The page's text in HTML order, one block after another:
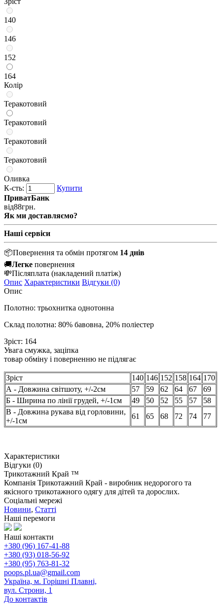
140
146
152
164
Колір
Теракотовий
Теракотовий
Теракотовий
Теракотовий
Оливка
К-сть:
Купити
ПриватБанк
від88грн.
Як ми доставляємо?
Наші сервіси
📦Повернення та обмін протягом 14 днів
🚚Легке повернення
💸Післяплата (накладений платіж)
Опис Характеристики Відгуки (0)
Опис
Полотно: трьохнитка однотонна
Склад полотна: 80% бавовна, 20% поліестер
Зріст: 164
Увага смужка, заціпка
товар обміну і поверненню не підлягає
Зріст 140 146 152 158 164 170
А - Довжина світшоту, +/-2см
57 59 62 64 67
69
Б - Ширина по лінії грудей, +/-1см
49 50 52 55 57
58
В - Довжина рукава від горловини,
+/-1см
61 65 68 72 74 77
Характеристики
Відгуки (0)
Трикотажний Край ™
Компанія Трикотажний Край - виробник недорогого та
якісного трикотажного одягу для дітей та дорослих.
Соціальні мережі
Новини, Статті
Наші перемоги
Наші контакти
+380 (96) 167-41-88
+380 (93) 018-56-92
+380 (95) 763-81-32
poops.pl.ua@gmail.com
Україна, м. Горішні Плавні,
вул. Строни, 1
До контактів